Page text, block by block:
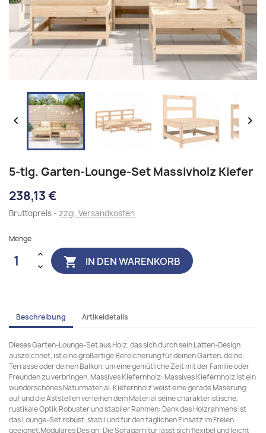
 
5-tlg. Garten-Lounge-Set Massivholz Kiefer
238,13 €
Bruttopreis zzgl. Versandkosten
Menge
 IN DEN WARENKORB
Beschreibung Artikeldetails
Dieses Garten-Lounge-Set aus Holz, das sich durch sein Latten-Design
auszeichnet, ist eine großartige Bereicherung für deinen Garten, deine
Terrasse oder deinen Balkon, um eine gemütliche Zeit mit der Familie oder
Freunden zu verbringen. Massives Kiefernholz: Massives Kiefernholz ist ein
wunderschönes Naturmaterial. Kiefernholz weist eine gerade Maserung
auf und die Aststellen verleihen dem Material seine charakteristische,
rustikale Optik.Robuster und stabiler Rahmen: Dank des Holzrahmens ist
das Lounge-Set robust, stabil und für den täglichen Einsatz im Freien
geeignet.Modulares Design: Die Sofagarnitur lässt sich flexibel und leicht